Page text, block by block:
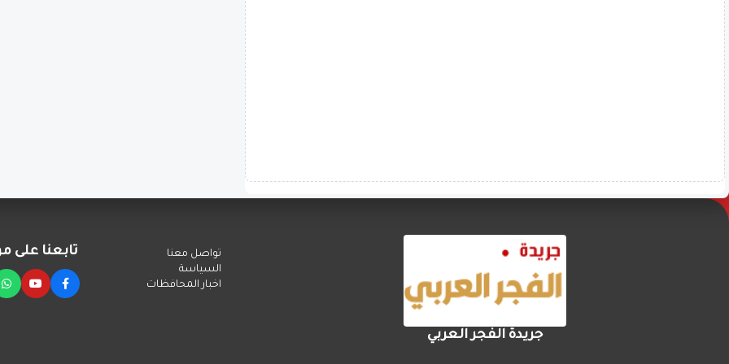
جريدة الفجر العربي
تواصل معنا
السياسة
اخبار المحافظات
تابعنا على
التواصل